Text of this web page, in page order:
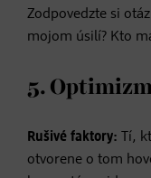
Zodpovedzte si
mojom úsilí? Kto
5.
Rušivé faktory: Tí,
otvorene o tom